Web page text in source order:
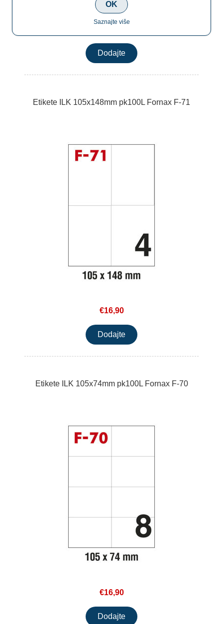
Etikete ILK 105x148mm pk100L Fornax F-71
€16,90
Etikete ILK 105x74mm pk100L Fornax F-70
€16,90
OK
Saznajte više